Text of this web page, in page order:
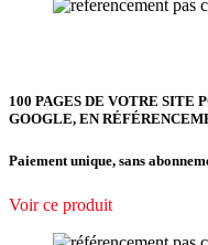
100 PAGES DE VOTRE SITE
GOOGLE, EN
Paiement unique, sans
Voir ce produit